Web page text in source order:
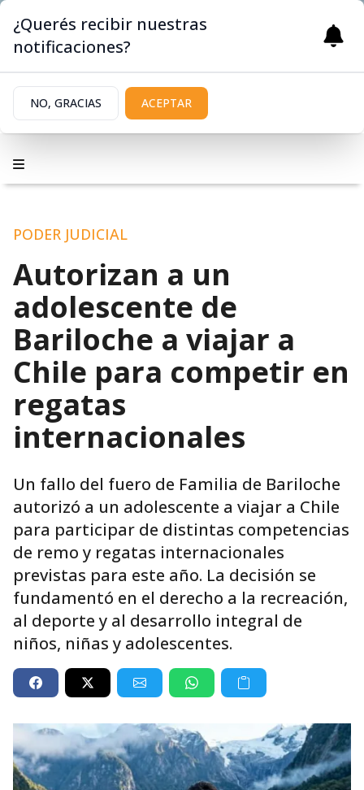
PODER JUDICIAL
Autorizan a un
adolescente de
Bariloche a viajar a
Chile para competir en
regatas
internacionales
Un fallo del fuero de Familia de Bariloche
autorizó a un adolescente a viajar a Chile
para participar de distintas competencias
de remo y regatas internacionales
previstas para este año. La decisión se
fundamentó en el derecho a la recreación,
al deporte y al desarrollo integral de
niños, niñas y adolescentes.
¿Querés recibir nuestras
notificaciones?
NO, GRACIAS ACEPTAR